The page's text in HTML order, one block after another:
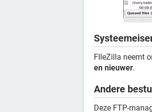
FIleZilla neemt
en nieuwer.
Andere
Deze FTP-